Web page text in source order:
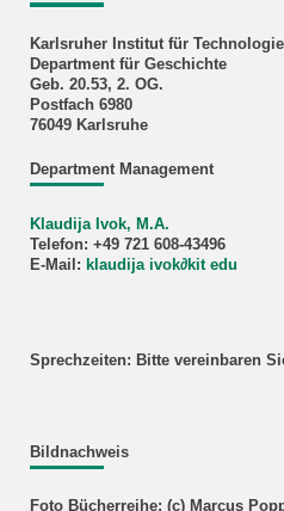
Karlsruher Institut für
Department für Geschichte
Geb. 20.53, 2. OG.
Postfach 6980
76049 Karlsruhe
Department Management
Klaudija Ivok, M.A.
Telefon: +49 721 608-43496
E-Mail: klaudija ivok∂kit edu
Sprechzeiten: Bitte vereinbaren
Bildnachweis
Foto Bücherreihe: (c) Marcus